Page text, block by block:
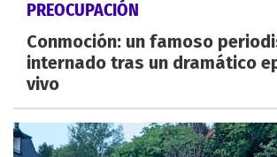
PREOCUPACIÓN
Conmoción: un famoso
internado tras un dramático
vivo